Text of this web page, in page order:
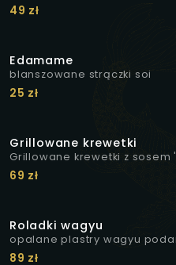
49 zł
Edamame
blanszowane strączki soi
25 zł
Grillowane krewetki
Grillowane krewetki z sosem
69 zł
Roladki wagyu
opalane plastry wagyu
białej cebuli i curry,
89 zł